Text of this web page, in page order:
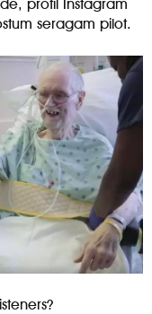
profil Instagram
seragam pilot.